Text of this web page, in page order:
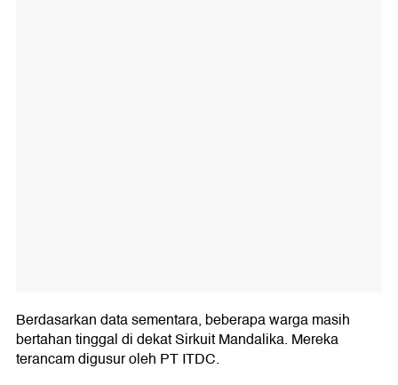
Berdasarkan data sementara, beberapa warga masih
bertahan tinggal di dekat Sirkuit Mandalika. Mereka
terancam digusur oleh PT ITDC.